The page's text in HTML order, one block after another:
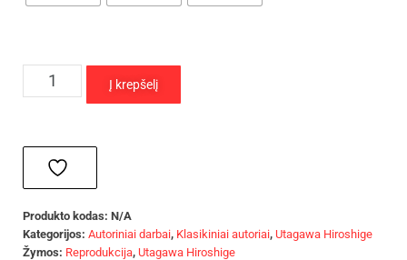
Į krepšelį
Produkto kodas: N/A
Kategorijos: Autoriniai darbai, Klasikiniai autoriai, Utagawa Hiroshige
Žymos: Reprodukcija, Utagawa Hiroshige